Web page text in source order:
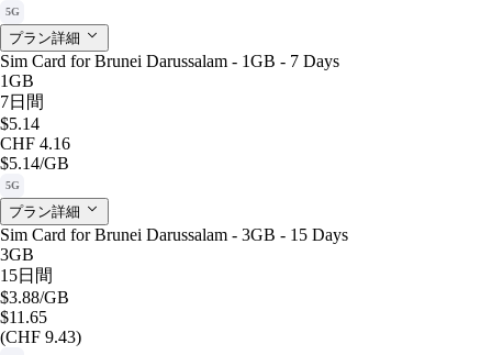
5G
プラン詳細
Sim Card for Brunei Darussalam - 1GB - 7 Days
1GB
7日間
$5.14
CHF 4.16
$5.14/GB
5G
プラン詳細
Sim Card for Brunei Darussalam - 3GB - 15 Days
3GB
15日間
$3.88/GB
$11.65
(CHF 9.43)